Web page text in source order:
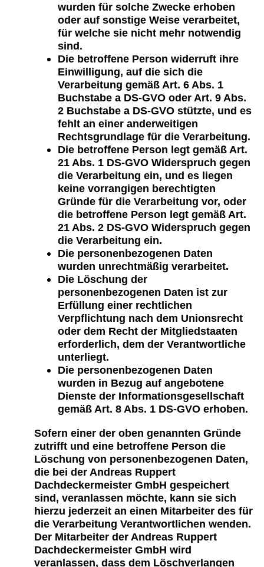
wurden für solche Zwecke erhoben
oder auf sonstige Weise verarbeitet,
für welche sie nicht mehr notwendig
sind.
Die betroffene Person widerruft ihre
Einwilligung, auf die sich die
Verarbeitung gemäß Art. 6 Abs. 1
Buchstabe a DS-GVO oder Art. 9 Abs.
2 Buchstabe a DS-GVO stützte, und es
fehlt an einer anderweitigen
Rechtsgrundlage für die Verarbeitung.
Die betroffene Person legt gemäß Art.
21 Abs. 1 DS-GVO Widerspruch gegen
die Verarbeitung ein, und es liegen
keine vorrangigen berechtigten
Gründe für die Verarbeitung vor, oder
die betroffene Person legt gemäß Art.
21 Abs. 2 DS-GVO Widerspruch gegen
die Verarbeitung ein.
Die personenbezogenen Daten
wurden unrechtmäßig verarbeitet.
Die Löschung der
personenbezogenen Daten ist zur
Erfüllung einer rechtlichen
Verpflichtung nach dem Unionsrecht
oder dem Recht der Mitgliedstaaten
erforderlich, dem der Verantwortliche
unterliegt.
Die personenbezogenen Daten
wurden in Bezug auf angebotene
Dienste der Informationsgesellschaft
gemäß Art. 8 Abs. 1 DS-GVO erhoben.
Sofern einer der oben genannten Gründe
zutrifft und eine betroffene Person die
Löschung von personenbezogenen Daten,
die bei der Andreas Ruppert
Dachdeckermeister GmbH gespeichert
sind, veranlassen möchte, kann sie sich
hierzu jederzeit an einen Mitarbeiter des für
die Verarbeitung Verantwortlichen wenden.
Der Mitarbeiter der Andreas Ruppert
Dachdeckermeister GmbH wird
veranlassen, dass dem Löschverlangen